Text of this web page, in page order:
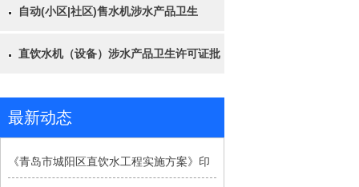
自动(小区|社区)售水机涉水产品卫生
直饮水机（设备）涉水产品卫生许可证批
最新动态
《青岛市城阳区直饮水工程实施方案》印